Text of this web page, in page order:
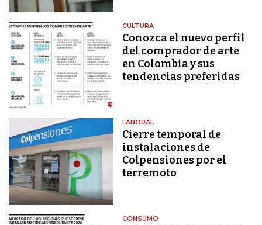
CULTURA
Conozca el nuevo perfil
del comprador de arte
en Colombia y sus
tendencias preferidas
LABORAL
Cierre temporal de
instalaciones de
Colpensiones por el
terremoto
CONSUMO